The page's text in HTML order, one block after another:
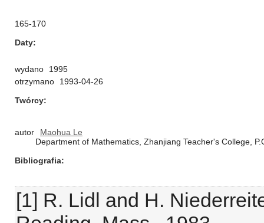
165-170
Daty
wydano
1995
otrzymano
1993-04-26
Twórcy
autor
Maohua Le
Department of Mathematics, Zhanjiang Teacher's College,
Bibliografia
[1] R. Lidl and H.